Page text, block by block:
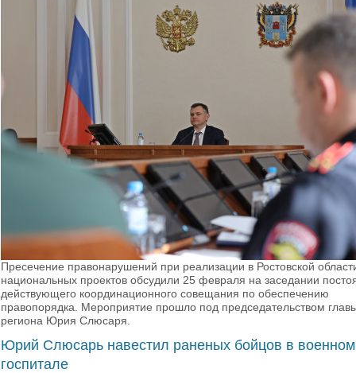
Пресечение правонарушений при реализации в Ростовской
национальных проектов обсудили 25 февраля на заседании
действующего координационного совещания по обеспечению
правопорядка. Мероприятие прошло под председательством
региона Юрия Слюсаря.
Юрий Слюсарь навестил раненых бойцов в военном
госпитале